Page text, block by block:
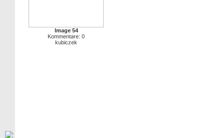
Image 54
Kommentare: 0
kubiczek